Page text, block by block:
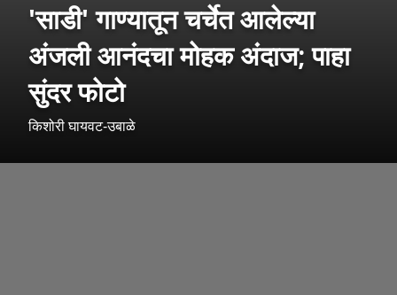
'साडी' गाण्यातून चर्चेत आलेल्या
अंजली आनंदचा मोहक अंदाज; पाहा
सुंदर फोटो
किशोरी घायवट-उबाळे